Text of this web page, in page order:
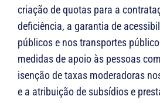
criação de quotas para a
deficiência, a garantia de
públicos e nos transportes
medidas de apoio às pessoas
isenção de taxas moderadoras
e a atribuição de subsídios e